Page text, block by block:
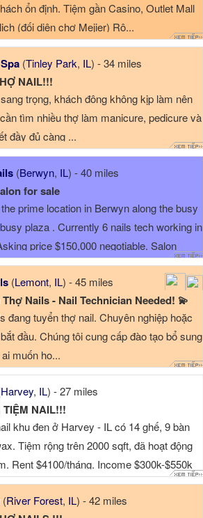
ổn định. Tiệm gần Casino, Outlet Mall
(đối diện chợ Mejier) Rộ...
(Tinley Park, IL) - 34 miles
NAIL!!!
trọng, khách đông không kịp làm nên
tìm nhiều thợ làm manicure, pedicure và
đầy đủ càng ...
(Berwyn, IL) - 40 miles
for sale
prime location in Berwyn along the busy
plaza . Currently 6 nails tech working in
price $150,000 negotiable. Salon
Nail -Salon size: 1150 square feet -6
-10 manicure table - ...
(Lemont, IL) - 45 miles
Thợ Nails - Nail Technician Needed! 💫
đang tuyển thợ nail. Chuyên nghiệp hoặc
đầu. Chúng tôi cung cấp đào tạo bổ sung
muốn họ...
Harvey, IL) - 27 miles
NAIL!!!
khu đen ở Harvey - IL có 14 ghế, 9 bàn
Tiệm rộng trên 2000 sqft, đã hoạt động
Rent $4100/tháng. Income $300k-$550k
(River Forest, IL) - 42 miles